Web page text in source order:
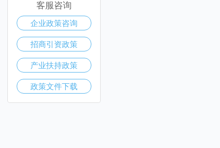
客服咨询
企业政策咨询
招商引资政策
产业扶持政策
政策文件下载